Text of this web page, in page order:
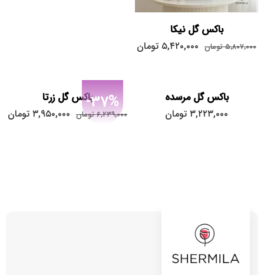
باکس گل نیکا
۵,۸۰۷,۰۰۰ تومان ۵,۴۲۰,۰۰۰ تومان
باکس گل مرسده
۳,۲۲۳,۰۰۰ تومان
-37%باکس گل زرتا
۶,۲۳۹,۰۰۰ تومان ۳,۹۵۰,۰۰۰ تومان